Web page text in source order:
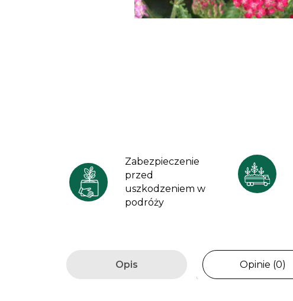
Zabezpieczenie
przed
uszkodzeniem w
podróży
Opis Opinie (0)